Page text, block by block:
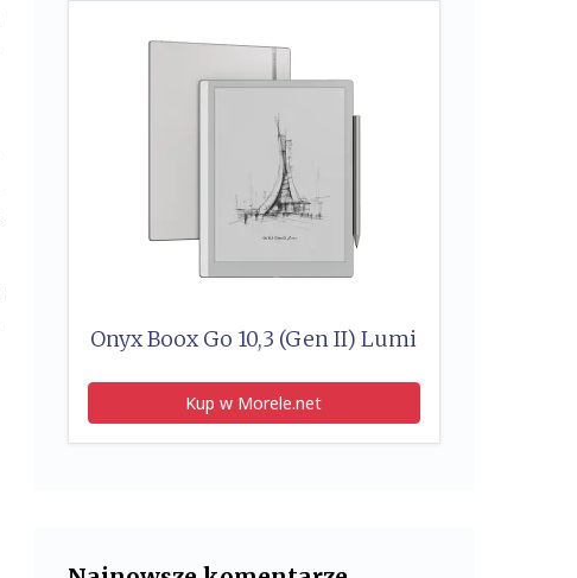
Onyx Boox Go 10,3 (Gen II) Lumi
Kup w Morele.net